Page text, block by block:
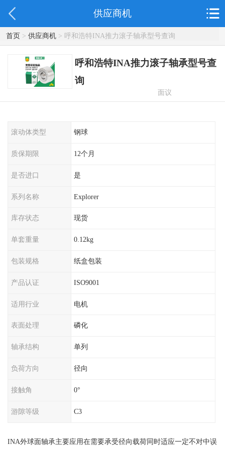
供应商机
首页> 供应商机> 呼和浩特INA推力滚子轴承型号查询
呼和浩特INA推力滚子轴承型号查
询
面议
滚动体类型 钢球
质保期限 12个月
是否进口 是
系列名称 Explorer
库存状态 现货
单套重量 0.12kg
包装规格 纸盒包装
产品认证 ISO9001
适用行业 电机
表面处理 磷化
轴承结构 单列
负荷方向 径向
接触角 0°
游隙等级 C3
INA外球面轴承主要应用在需要承受径向载荷同时适应一定不对中误